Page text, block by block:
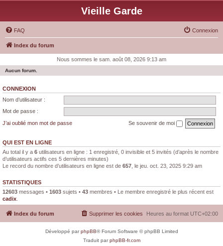
Vieille Garde
FAQ Connexion
Index du forum
Nous sommes le sam. août 08, 2026 9:13 am
Aucun forum.
CONNEXION
Nom d’utilisateur :
Mot de passe :
J’ai oublié mon mot de passe
Se souvenir de moi
QUI EST EN LIGNE
Au total il y a 6 utilisateurs en ligne : 1 enregistré, 0 invisible et 5 invités (d’après le nombre
d’utilisateurs actifs ces 5 dernières minutes)
Le record du nombre d’utilisateurs en ligne est de 657 , le jeu. oct. 23, 2025 9:29 am
STATISTIQUES
12603 messages • 1603 sujets • 43 membres • Le membre enregistré le plus récent est
cadix
Index du forum Heures au format UTC+02:00
Supprimer les cookies
Développé parphpBB® Forum Software © phpBB Limited
Traduit parphpBB-fr.com